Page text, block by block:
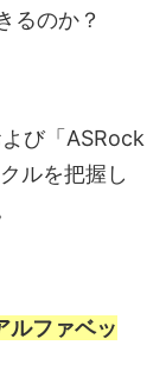
るのか？
び「ASRock
ルを把握し
ルファベッ